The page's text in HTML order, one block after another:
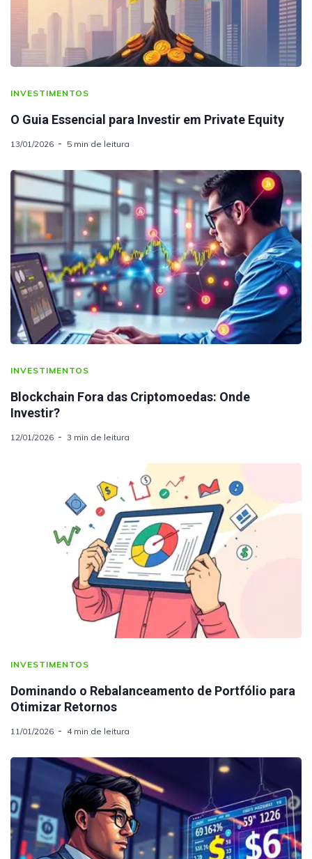
INVESTIMENTOS
O Guia Essencial para Investir em Private Equity
13/01/2026 5 min de leitura
INVESTIMENTOS
Blockchain Fora das Criptomoedas: Onde
Investir?
12/01/2026 3 min de leitura
INVESTIMENTOS
Dominando o Rebalanceamento de Portfólio para
Otimizar Retornos
11/01/2026 4 min de leitura